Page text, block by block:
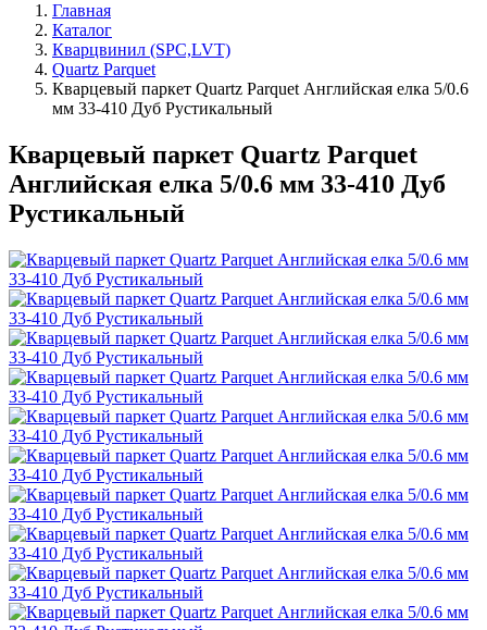
Главная
Каталог
Кварцвинил (SPC,LVT)
Quartz Parquet
Кварцевый паркет Quartz Parquet Английская елка 5/0.6
мм 33-410 Дуб Рустикальный
Кварцевый паркет Quartz Parquet
Английская елка 5/0.6 мм 33-410 Дуб
Рустикальный